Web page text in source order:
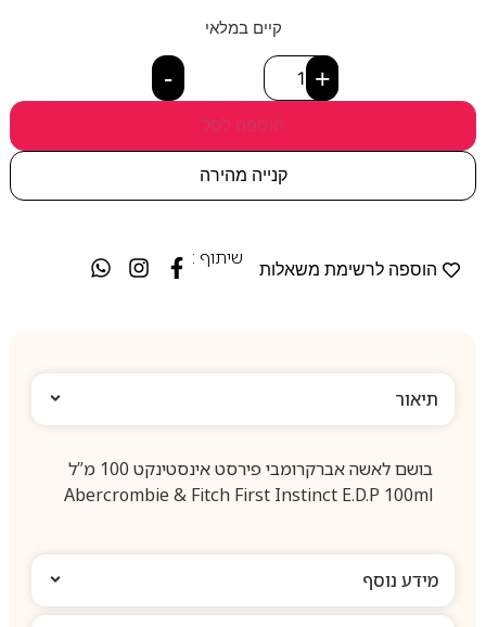
קיים במלאי
- +
הוספה לסל
קנייה מהירה
הוספה לרשימת משאלות
שיתוף :
תיאור
בושם לאשה אברקרומבי פירסט אינסטינקט 100 מ”ל
Abercrombie & Fitch First Instinct E.D.P 100ml
מידע נוסף